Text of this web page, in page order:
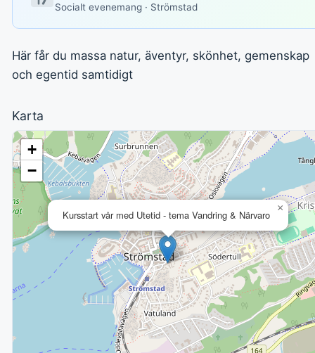
Socialt evenemang · Strömstad
Här får du massa natur, äventyr, skönhet, gemenskap
och egentid samtidigt
Karta
Kursstart vår med Utetid - tema Vandring & Närvaro
×
+
−